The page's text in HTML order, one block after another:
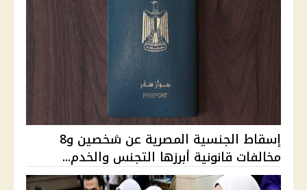
إسقاط الجنسية المصرية عن شخصين و8
مخالفات قانونية أبرزها التجنس والخدم...